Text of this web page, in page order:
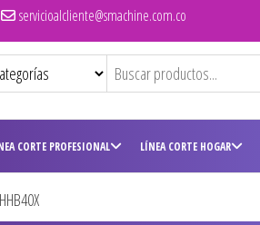
servicioalcliente@smachine.com.co
CORTE PROFESIONAL LÍNEA CORTE HOGAR